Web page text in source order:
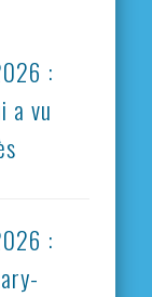
:
a vu
: